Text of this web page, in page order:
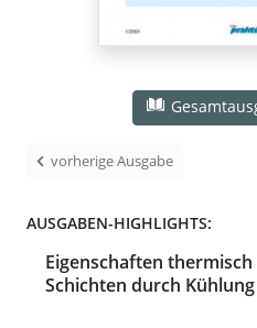
vorherige Ausgabe
AUSGABEN-HIGHLIGHTS:
Eigenschaften
Schichten durch